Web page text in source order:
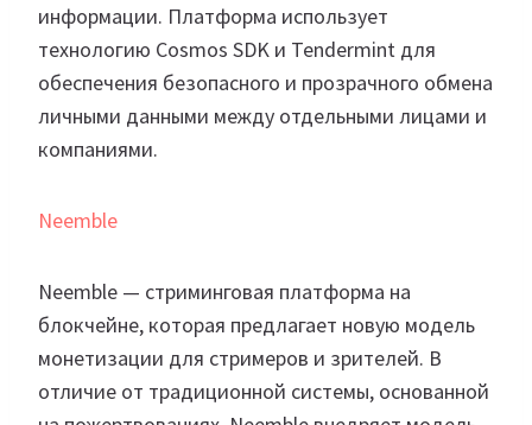
информации. Платформа использует
технологию Cosmos SDK и Tendermint для
обеспечения безопасного и прозрачного обмена
личными данными между отдельными лицами и
компаниями.
Neemble
Neemble — стриминговая платформа на
блокчейне, которая предлагает новую модель
монетизации для стримеров и зрителей. В
отличие от традиционной системы, основанной